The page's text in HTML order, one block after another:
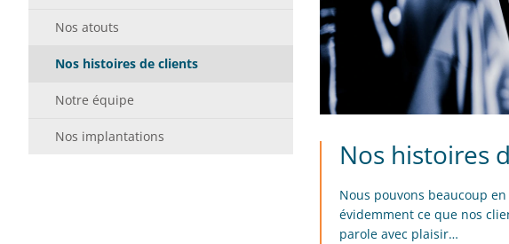
Nos atouts
Nos histoires de clients
Notre équipe
Nos implantations
Nos histoires
Nous pouvons beaucoup
évidemment ce que nos
parole avec plaisir…